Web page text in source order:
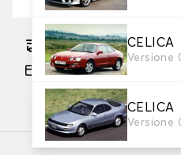
CELICA
Versione
CELICA
Versione
Consegna gratuita
Pagamento in 3x